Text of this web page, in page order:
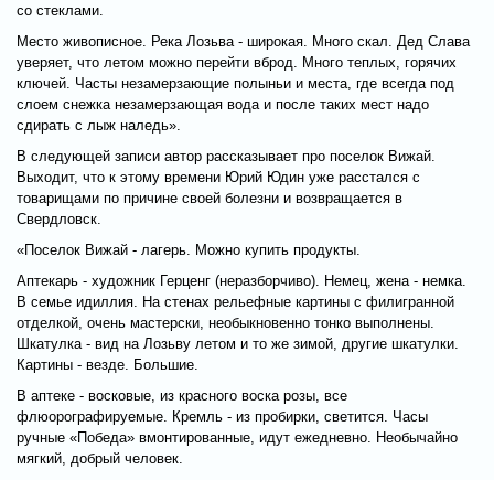
со стеклами.
Место живописное. Река Лозьва - широкая. Много скал. Дед Слава
уверяет, что летом можно перейти вброд. Много теплых, горячих
ключей. Часты незамерзающие полыньи и места, где всегда под
слоем снежка незамерзающая вода и после таких мест надо
сдирать с лыж наледь».
В следующей записи автор рассказывает про поселок Вижай.
Выходит, что к этому времени Юрий Юдин уже расстался с
товарищами по причине своей болезни и возвращается в
Свердловск.
«Поселок Вижай - лагерь. Можно купить продукты.
Аптекарь - художник Герценг (неразборчиво). Немец, жена - немка.
В семье идиллия. На стенах рельефные картины с филигранной
отделкой, очень мастерски, необыкновенно тонко выполнены.
Шкатулка - вид на Лозьву летом и то же зимой, другие шкатулки.
Картины - везде. Большие.
В аптеке - восковые, из красного воска розы, все
флюорографируемые. Кремль - из пробирки, светится. Часы
ручные «Победа» вмонтированные, идут ежедневно. Необычайно
мягкий, добрый человек.